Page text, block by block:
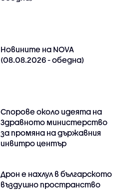
Новините на NOVA
(08.08.2026 - обедна)
Спорове около идеята на
Здравното министерство
за промяна на държавния
инвитро център
Дрон е нахлул в българското
въздушно пространство